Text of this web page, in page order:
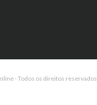
- Todos os direitos reservados